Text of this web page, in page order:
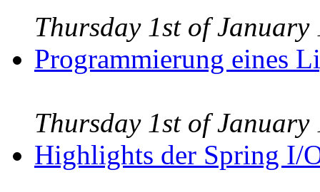
Thursday 1st of
Programmierung eines
Thursday 1st of
Highlights der Spring I/